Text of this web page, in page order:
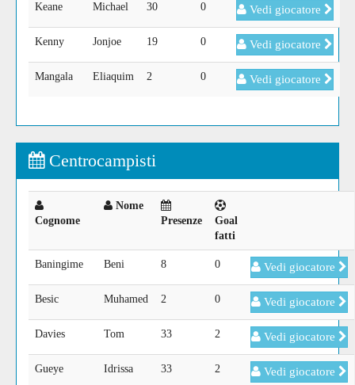
Keane Michael 30 0 Vedi giocatore
Kenny Jonjoe 19 0 Vedi giocatore
Mangala Eliaquim 2 0 Vedi giocatore
Centrocampisti
Cognome
Nome
Presenze
Goal
fatti
Baningime Beni 8 0 Vedi giocatore
Besic Muhamed 2 0 Vedi giocatore
Davies Tom 33 2 Vedi giocatore
Gueye Idrissa 33 2 Vedi giocatore